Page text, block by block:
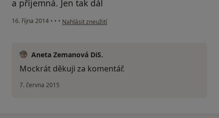
a příjemná. Jen tak dál
16. října 2014 • • • podle názoru uživatele Váš účet byl odstraněn
Nahlásit zneužití
Aneta Zemanová DiS.
Mockrát děkuji za komentář.
7. června 2015